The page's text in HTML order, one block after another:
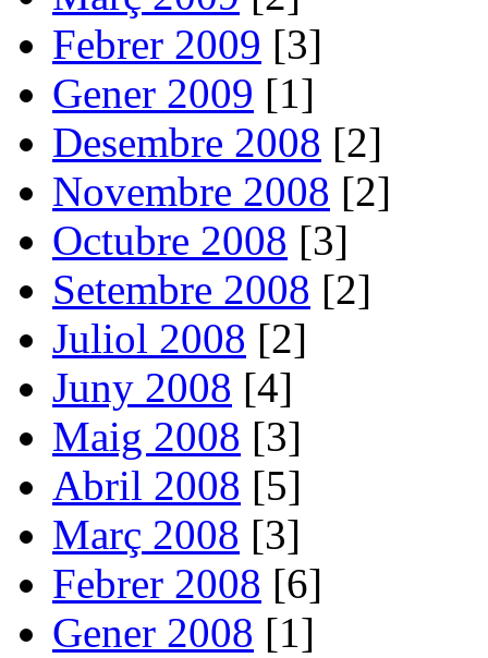
Febrer 2009 [3]
Gener 2009 [1]
Desembre 2008 [2]
Novembre 2008 [2]
Octubre 2008 [3]
Setembre 2008 [2]
Juliol 2008 [2]
Juny 2008 [4]
Maig 2008 [3]
Abril 2008 [5]
Març 2008 [3]
Febrer 2008 [6]
Gener 2008 [1]